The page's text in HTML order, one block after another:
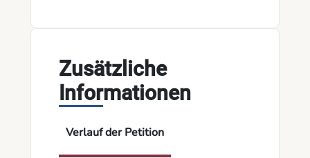
Zusätzliche
Informationen
Verlauf der Petition